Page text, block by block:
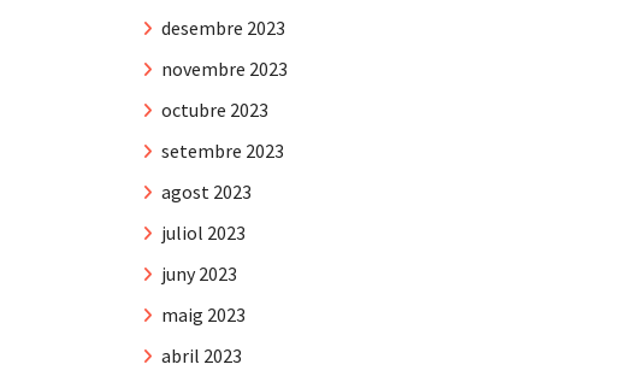
desembre 2023
novembre 2023
octubre 2023
setembre 2023
agost 2023
juliol 2023
juny 2023
maig 2023
abril 2023